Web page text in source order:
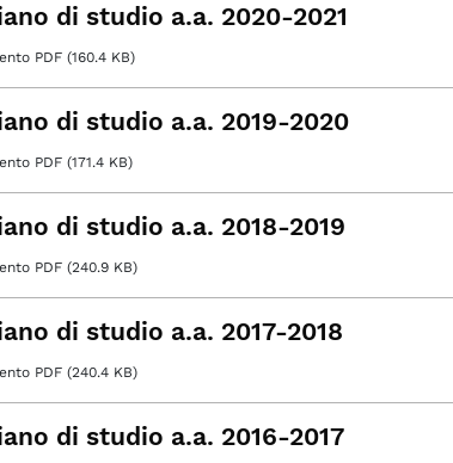
di studio a.a. 2020-2021
PDF (160.4 KB)
di studio a.a. 2019-2020
PDF (171.4 KB)
di studio a.a. 2018-2019
PDF (240.9 KB)
di studio a.a. 2017-2018
PDF (240.4 KB)
di studio a.a. 2016-2017